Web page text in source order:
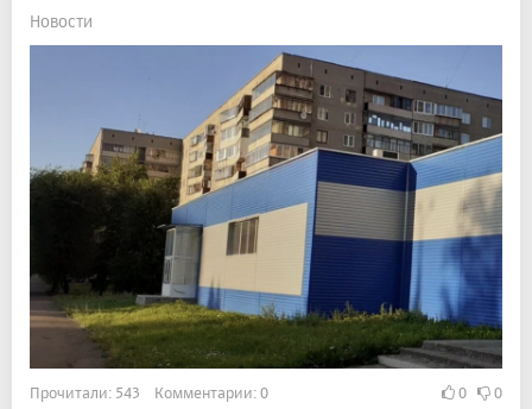
Новости
Прочитали: 543 Комментарии: 0 0 0